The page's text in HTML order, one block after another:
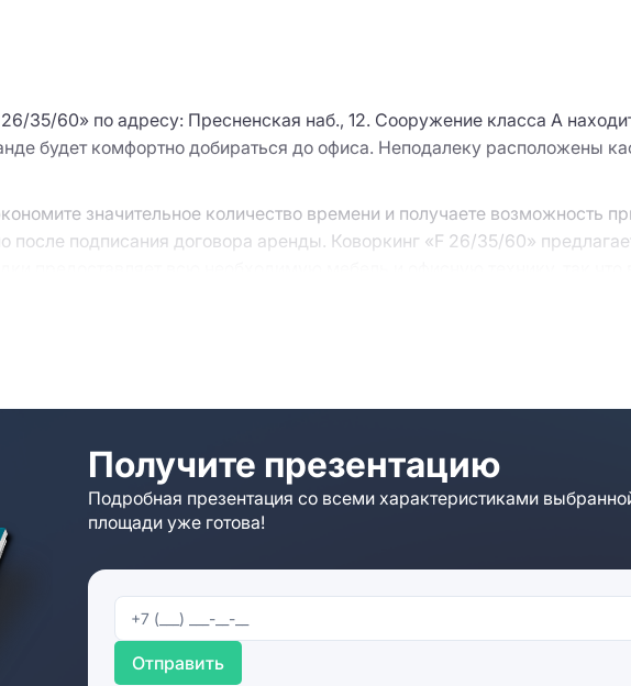
35/60» по адресу: Пресненская наб., 12. Сооружение класса A
будет комфортно добираться до офиса. Неподалеку расположены
значительное количество времени и получаете возможность
после подписания договора аренды. Коворкинг «F 26/35/60»
помещения.
расходников вроде кофе, чая и канцтоваров, также берет
свяжутся с вами, организуют просмотр и предложат альтернативные
Получите презентацию
Подробная презентация со всеми характеристиками
площади уже готова!
Отправить